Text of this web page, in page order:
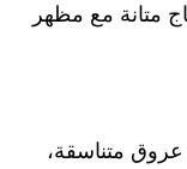
متانة مع مظهر
متناسقة،